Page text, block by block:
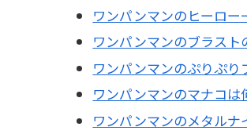
ワンパンマンのヒーロ
ワンパンマンのブラス
ワンパンマンのぷりぷり
ワンパンマンのマナコ
ワンパンマンのメタル